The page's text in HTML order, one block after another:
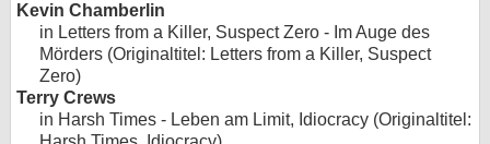
Kevin Chamberlin
in Letters from a Killer, Suspect Zero - Im Auge des
Mörders (Originaltitel: Letters from a Killer, Suspect
Zero)
Terry Crews
in Harsh Times - Leben am Limit, Idiocracy (Originaltitel: